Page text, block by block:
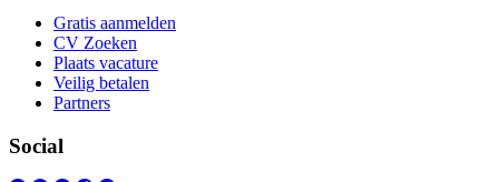
Gratis aanmelden
CV Zoeken
Plaats vacature
Veilig betalen
Partners
Social